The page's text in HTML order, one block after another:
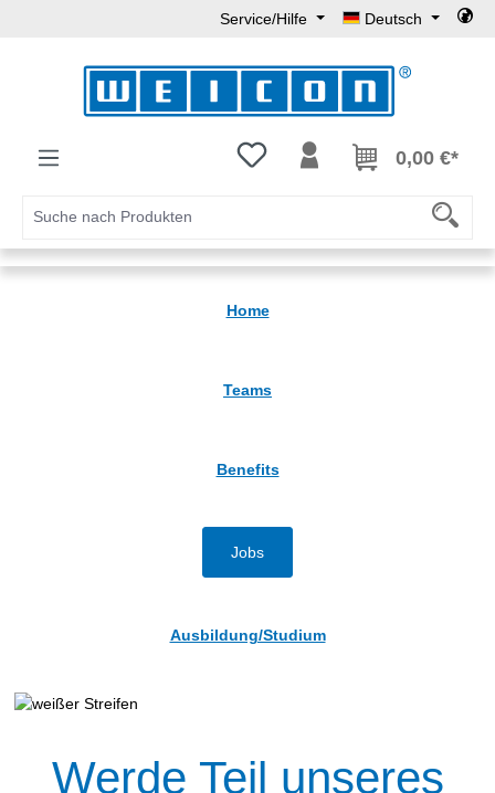
Service/Hilfe Deutsch
Du hast 0 Produkte auf dem
0,00 €*
Home
Teams
Benefits
Jobs
Ausbildung/Studium
Werde Teil unseres